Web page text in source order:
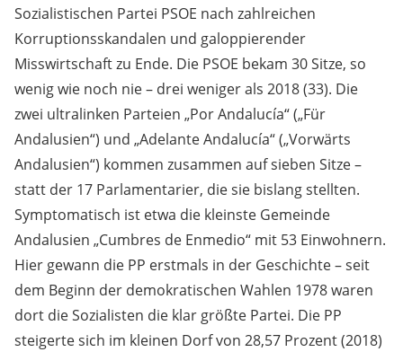
Sozialistischen Partei PSOE nach zahlreichen
Korruptionsskandalen und galoppierender
Misswirtschaft zu Ende. Die PSOE bekam 30 Sitze, so
wenig wie noch nie – drei weniger als 2018 (33). Die
zwei ultralinken Parteien „Por Andalucía“ („Für
Andalusien“) und „Adelante Andalucía“ („Vorwärts
Andalusien“) kommen zusammen auf sieben Sitze –
statt der 17 Parlamentarier, die sie bislang stellten.
Symptomatisch ist etwa die kleinste Gemeinde
Andalusien „Cumbres de Enmedio“ mit 53 Einwohnern.
Hier gewann die PP erstmals in der Geschichte – seit
dem Beginn der demokratischen Wahlen 1978 waren
dort die Sozialisten die klar größte Partei. Die PP
steigerte sich im kleinen Dorf von 28,57 Prozent (2018)